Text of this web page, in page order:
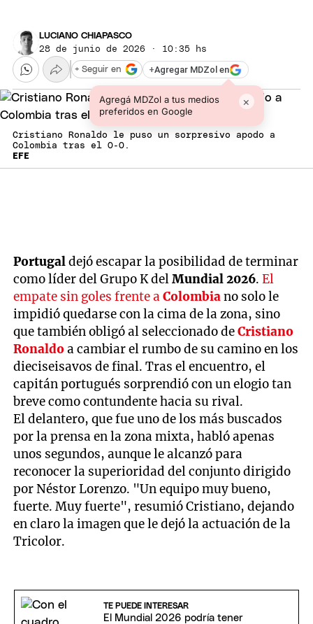
LUCIANO CHIAPASCO
28 de junio de 2026 · 10:35 hs
+Agregar MDZol en
Agregá MDZol a tus medios
preferidos en Google
×
+ Seguir en
Cristiano Ronaldo le puso un sorpresivo apodo a
Colombia tras el 0-0.
EFE
Portugaldejó escapar la posibilidad de terminar
como líder del Grupo K delMundial 2026.El
empate sin goles frente aColombiano solo le
impidió quedarse con la cima de la zona, sino
que también obligó al seleccionado deCristiano
Ronaldoa cambiar el rumbo de su camino en los
dieciseisavos de final. Tras el encuentro, el
capitán portugués sorprendió con un elogio tan
breve como contundente hacia su rival.
El delantero, que fue uno de los más buscados
por la prensa en la zona mixta, habló apenas
unos segundos, aunque le alcanzó para
reconocer la superioridad del conjunto dirigido
por Néstor Lorenzo. "Un equipo muy bueno,
fuerte. Muy fuerte", resumió Cristiano, dejando
en claro la imagen que le dejó la actuación de la
Tricolor.
TE PUEDE INTERESAR
El Mundial 2026 podría tener